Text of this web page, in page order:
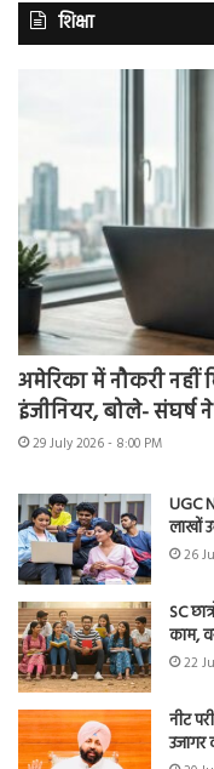
शिक्षा
अमेरिका में नौकरी नहीं
इंजीनियर, बोले-
29 July 2026 - 8:00 PM
UGC
लाखों
26
SC
काम,
22
नीट
उजागर